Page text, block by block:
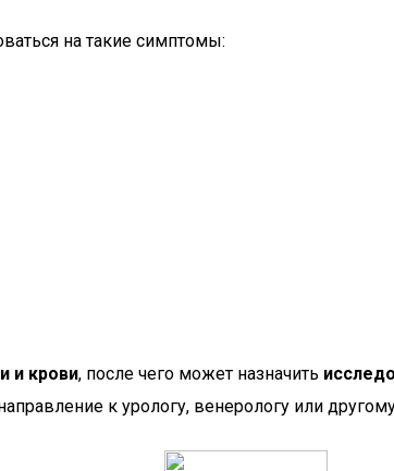
на такие симптомы:
и крови, после чего может назначить
к урологу, венерологу или